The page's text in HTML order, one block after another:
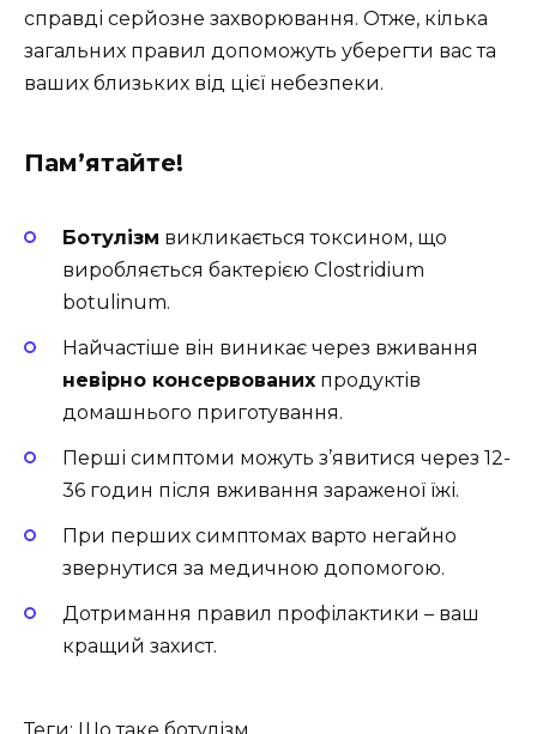
справді серйозне захворювання. Отже, кілька
загальних правил допоможуть уберегти вас та
ваших близьких від цієї небезпеки.
Пам’ятайте!
Ботулізм викликається токсином, що
виробляється бактерією Clostridium
botulinum.
Найчастіше він виникає через вживання
невірно консервованих продуктів
домашнього приготування.
Перші симптоми можуть з’явитися через 12-
36 годин після вживання зараженої їжі.
При перших симптомах варто негайно
звернутися за медичною допомогою.
Дотримання правил профілактики – ваш
кращий захист.